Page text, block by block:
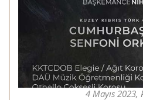
4 Mayıs 2023,